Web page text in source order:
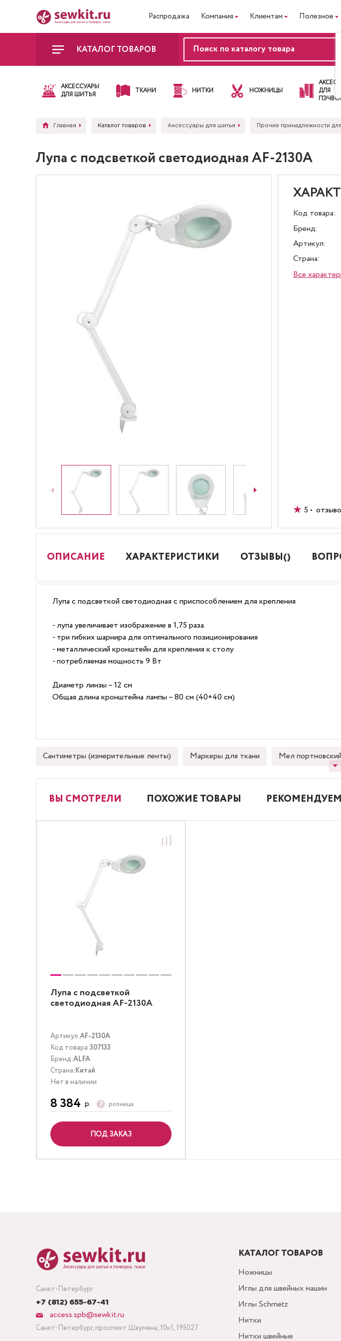
Распродажа Компания Клиентам Полезное
КАТАЛОГ ТОВАРОВ
АКСЕССУАРЫ
ДЛЯ ШИТЬЯ
ТКАНИ НИТКИ НОЖНИЦЫ
ДЛЯ
Главная Каталог товаров Аксессуары для шитья Прочие принадлежности
Лупа с подсветкой светодиодная AF-2130A
Код товара:
Бренд:
Артикул:
Страна:
Все
5 •
ОПИСАНИЕ ХАРАКТЕРИСТИКИ ОТЗЫВЫ()
Лупа с подсветкой светодиодная с приспособлением для крепления
- лупа увеличивает изображение в 1,75 раза.
- три гибких шарнира для оптимального позиционирования
- металлический кронштейн для крепления к столу
- потребляемая мощность 9 Вт
Диаметр линзы – 12 см
Общая длина кронштейна лампы – 80 см (40+40 см)
Сантиметры (измерительные ленты) Маркеры для ткани Мел портновский
ВЫ СМОТРЕЛИ ПОХОЖИЕ ТОВАРЫ РЕКОМЕНДУЕМ
Лупа с подсветкой
светодиодная AF-2130A
Артикул:AF-2130A
Код товара:307133
Бренд:ALFA
Страна:Китай
Нет в наличии
8 384 р. розница
ПОД ЗАКАЗ
Санкт-Петербург
+7 (812) 655-67-41
access.spb@sewkit.ru
Санкт-Петербург, проспект Шаумяна, 10к1, 195027
КАТАЛОГ ТОВАРОВ
Ножницы
Иглы для швейных машин
Иглы Schmetz
Нитки
Нитки швейные